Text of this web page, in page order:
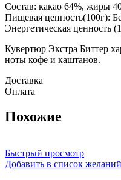
Состав: какао 64%, жиры
Пищевая ценность(100г):
Энергетическая ценность
Кувертюр Экстра Биттер
ноты кофе и каштанов.
Доставка
Оплата
Похожие
Быстрый просмотр
Добавить в список желаний